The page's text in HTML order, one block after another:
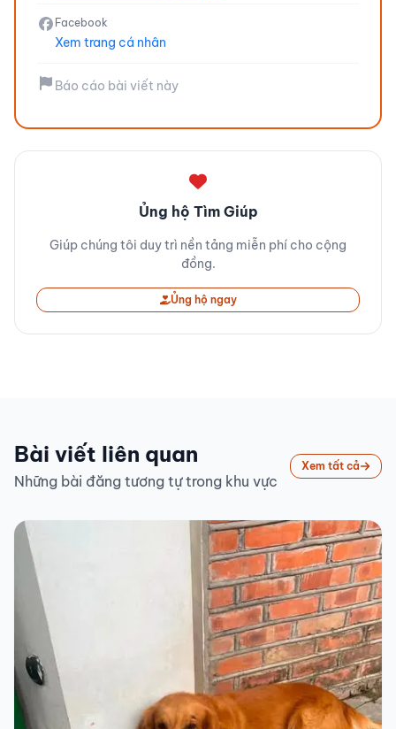
Facebook
Xem trang cá nhân
Báo cáo bài viết này
Ủng hộ Tìm Giúp
Giúp chúng tôi duy trì nền tảng miễn phí cho cộng
đồng.
Ủng hộ ngay
Bài viết liên quan
Những bài đăng tương tự trong khu vực
Xem tất cả